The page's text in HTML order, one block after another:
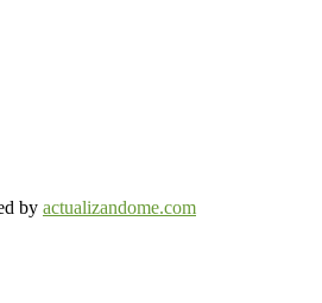
by actualizandome.com